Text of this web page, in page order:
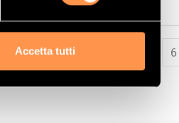
Accetta tutti